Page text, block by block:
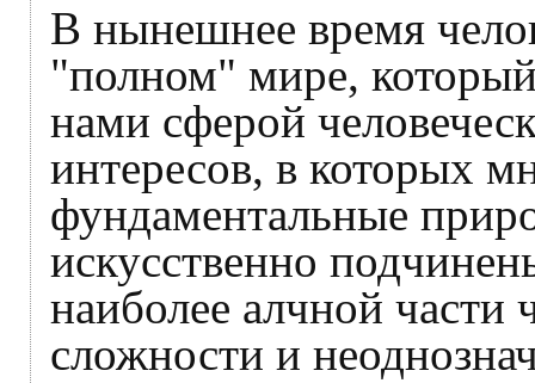
В нынешнее время
"полном" мире,
нами сферой
интересов, в которых
фундаментальные
искусственно
наиболее алчной части
сложности и